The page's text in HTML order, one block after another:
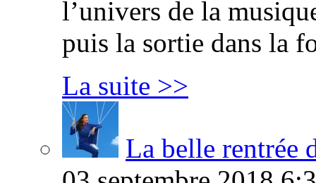
l’univers de la
puis la sortie dans la
La suite >>
La belle rentrée